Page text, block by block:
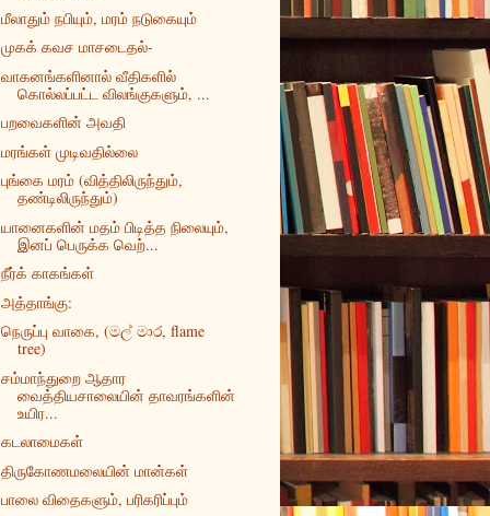
மீலாதும் நபியும், மரம் நடுகையும்
முகக் கவச மாசடைதல்-
வாகனங்களினால் வீதிகளில்
கொல்லப்பட்ட விலங்குகளும், ...
பறவைகளின் அவதி
மரங்கள் முடிவதில்லை
புங்கை மரம் (வித்திலிருந்தும்,
தண்டிலிருந்தும்)
யானைகளின் மதம் பிடித்த நிலையும்,
இனப் பெருக்க வெற்...
நீர்க் காகங்கள்
அத்தாங்கு:
நெருப்பு வாகை, (මල් මාර, flame
tree)
சம்மாந்துறை ஆதார
வைத்தியசாலையின் தாவரங்களின்
உயிர...
கடலாமைகள்
திருகோணமலையின் மான்கள்
பாலை விதைகளும், பரிகரிப்பும்